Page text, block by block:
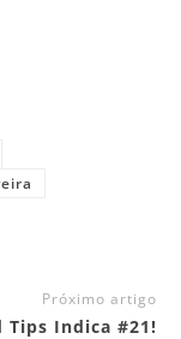
Próximo artigo
Tips Indica #21!